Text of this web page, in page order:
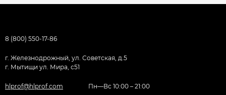
8 (800) 550-17-86
г. Железнодрожный, ул. Советская, д.5
г. Мытищи ул. Мира, с51
hlprof@hlprof.com Пн—Вс 10:00 – 21:00